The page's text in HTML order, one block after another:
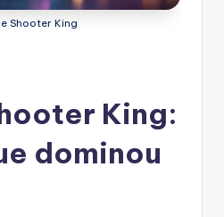
Shooter King
King:
dominou